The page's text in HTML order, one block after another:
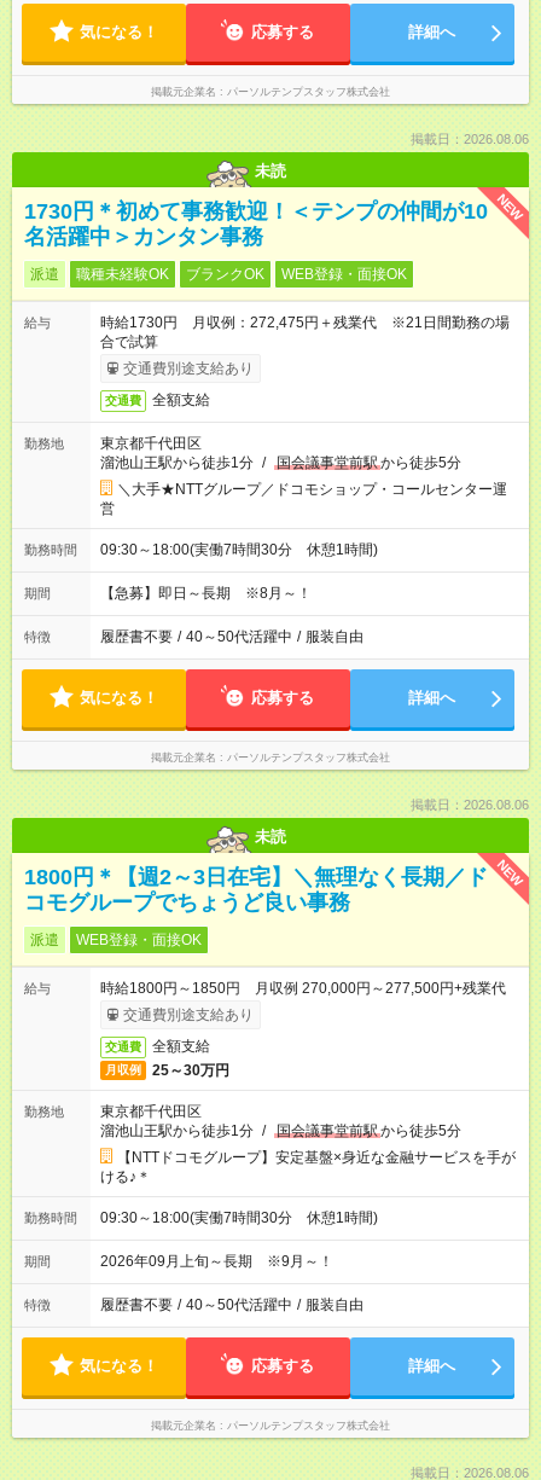
気になる！ 応募する 詳細へ
掲載元企業名 パーソルテンプスタッフ株式会社
掲載日：2026.08.06
未読
NEW
1730円＊初めて事務歓迎！＜テンプの仲間が10
名活躍中＞カンタン事務
派遣 職種未経験OK ブランクOK WEB登録・面接OK
給与
時給1730円 月収例：272,475円＋残業代 ※21日間勤務の場
合で試算
交通費別途支給あり
交通費 全額支給
勤務地
東京都千代田区
溜池山王駅から徒歩1分 / 国会議事堂前駅から徒歩5分
＼大手★NTTグループ／ドコモショップ・コールセンター運
営
勤務時間 09:30～18:00(実働7時間30分 休憩1時間)
期間 【急募】即日～長期 ※8月～！
特徴 履歴書不要 / 40～50代活躍中 / 服装自由
気になる！ 応募する 詳細へ
掲載元企業名 パーソルテンプスタッフ株式会社
掲載日：2026.08.06
未読
NEW
1800円＊【週2～3日在宅】＼無理なく長期／ド
コモグループでちょうど良い事務
派遣 WEB登録・面接OK
給与
時給1800円～1850円 月収例 270,000円～277,500円+残業代
交通費別途支給あり
交通費 全額支給
月収例 25～30万円
勤務地
東京都千代田区
溜池山王駅から徒歩1分 / 国会議事堂前駅から徒歩5分
【NTTドコモグループ】安定基盤×身近な金融サービスを手が
ける♪＊
勤務時間 09:30～18:00(実働7時間30分 休憩1時間)
期間 2026年09月上旬～長期 ※9月～！
特徴 履歴書不要 / 40～50代活躍中 / 服装自由
気になる！ 応募する 詳細へ
掲載元企業名 パーソルテンプスタッフ株式会社
掲載日：2026.08.06